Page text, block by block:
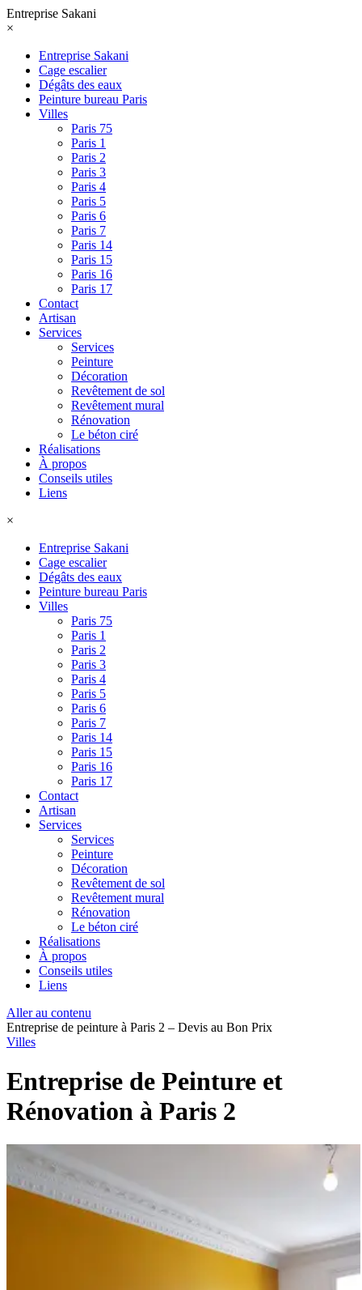
Entreprise Sakani
×
Entreprise Sakani
Cage escalier
Dégâts des eaux
Peinture bureau Paris
Villes
Paris 75
Paris 1
Paris 2
Paris 3
Paris 4
Paris 5
Paris 6
Paris 7
Paris 14
Paris 15
Paris 16
Paris 17
Contact
Artisan
Services
Services
Peinture
Décoration
Revêtement de sol
Revêtement mural
Rénovation
Le béton ciré
Réalisations
À propos
Conseils utiles
Liens
×
Entreprise Sakani
Cage escalier
Dégâts des eaux
Peinture bureau Paris
Villes
Paris 75
Paris 1
Paris 2
Paris 3
Paris 4
Paris 5
Paris 6
Paris 7
Paris 14
Paris 15
Paris 16
Paris 17
Contact
Artisan
Services
Services
Peinture
Décoration
Revêtement de sol
Revêtement mural
Rénovation
Le béton ciré
Réalisations
À propos
Conseils utiles
Liens
Aller au contenu
Entreprise de peinture à Paris 2 – Devis au Bon Prix
Villes
Entreprise de Peinture et
Rénovation à Paris 2